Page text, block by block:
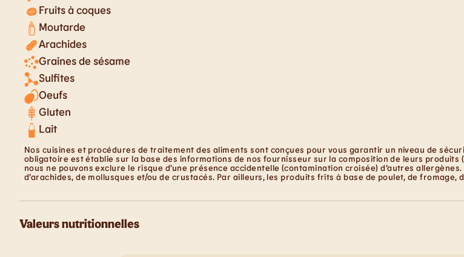
Fruits à coques
Moutarde
Arachides
Graines de sésame
Sulfites
Oeufs
Gluten
Lait
Nos cuisines et procédures de traitement des aliments sont conçues pour vous garantir un niveau de
obligatoire est établie sur la base des informations de nos fournisseur sur la composition de leurs
nous ne pouvons exclure le risque d’une présence accidentelle (contamination croisée) d’autres
d’arachides, de mollusques et/ou de crustacés. Par ailleurs, les produits frits à base de poulet, de
Valeurs nutritionnelles